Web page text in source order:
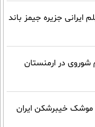
جزیره جیمز باند
در ارمنستان
موشک خیبرشکن ایران